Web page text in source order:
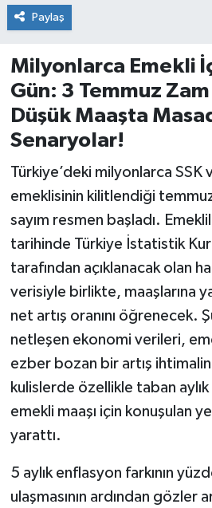
Paylaş
Milyonlarca Emekli
Gün: 3 Temmuz
Düşük Maaşta
Senaryolar!
Türkiye’deki milyonlarca SSK
emeklisinin kilitlendiği
sayım resmen başladı.
tarihinde Türkiye İstatistik
tarafından açıklanacak olan
verisiyle birlikte, maaşlarına
net artış oranını öğrenecek.
netleşen ekonomi verileri,
ezber bozan bir artış
kulislerde özellikle taban
emekli maaşı için konuşulan
yarattı.
5 aylık enflasyon farkının
ulaşmasının ardından gözler
Gömeç
Gönen
Havran
İvrindi
KENT GÜNDEMİ
KÜLTÜR-SANAT
MAGAZİN
Manyas
OLAY
OTOMOTİV